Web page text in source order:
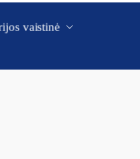
vaistinė